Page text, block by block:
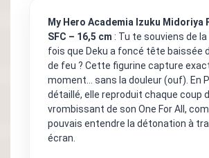
My Hero Academia Izuku Midoriya
SFC – 16,5 cm : Tu te souviens de
fois que Deku a foncé tête baissée
de feu ? Cette figurine capture
moment… sans la douleur (ouf). En
détaillé, elle reproduit chaque coup
vrombissant de son One For All,
pouvais entendre la détonation à
écran.